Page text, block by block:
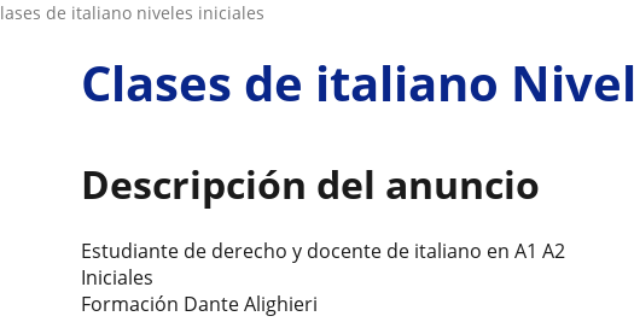
clases de italiano niveles iniciales
Clases de italiano
Descripción del anuncio
Estudiante de derecho y docente de italiano en A1 A2
Iniciales
Formación Dante Alighieri